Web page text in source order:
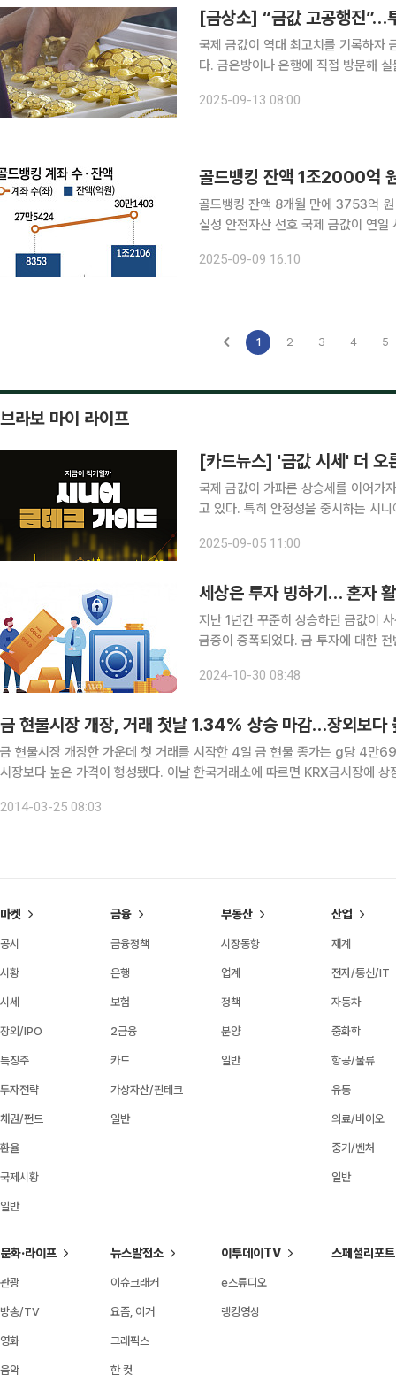
[금상소] “금값 고공행진”…
국제 금값이 역대 최고치를 기록하자 금 투자상품이
다. 금은방이나 은행에 직접 방문해
한국거래소(KRX) 금 거래 시장에 참
2025-09-13 08:00
골드뱅킹 잔액 1조2000억
골드뱅킹 잔액 8개월 만에 3753억
실성 안전자산 선호 국제 금값이 연일 사상 최고치를 경신하면서 국내 은행권의 금 투자상품 수요가
로 해석된다. 9일 금융권에 따
2025-09-09 16:10
1 2 3 4 5
브라보 마이 라이프
[카드뉴스] '금값 시세' 더 오
국제 금값이 가파른 상승세를 이어가
고 있다. 특히 안정성을 중시하는 시
다는 점도 접근성을 높이는 요인이다.
2025-09-05 11:00
세상은 투자 빙하기… 혼자
지난 1년간 꾸준히 상승하던 금값이
금증이 증폭되었다. 금 투자에 대한 전반적
값 상승의 주요 원인으로는 미국 연방
2024-10-30 08:48
금 현물시장 개장, 거래 첫날 1.34% 상승 마감…장외보다
금 현물시장 개장한 가운데 첫 거래를 시작한 4일 금 현물 종가는 g당 4만
시장보다 높은 가격이 형성됐다. 이날 한국거래소에 따르면 KRX금시장에 상장된 금현물(순도 99.99%)은 거래소가 제시한 기준가격 4
2014-03-25 08:03
마켓
공시
시황
시세
장외/IPO
특징주
투자전략
채권/펀드
환율
국제시황
일반
금융
금융정책
은행
보험
2금융
카드
가상자산/핀테크
일반
부동산
시장동향
업계
정책
분양
일반
산업
재계
전자/통신/IT
자동차
중화학
항공/물류
유통
의료/바이오
중기/벤처
일반
문화·라이프
관광
방송/TV
영화
음악
뉴스발전소
이슈크래커
요즘, 이거
그래픽스
한 컷
이투데이TV
e스튜디오
랭킹영상
스페셜리포트